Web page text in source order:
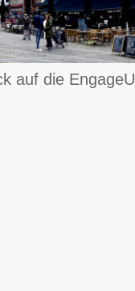
auf die EngageU